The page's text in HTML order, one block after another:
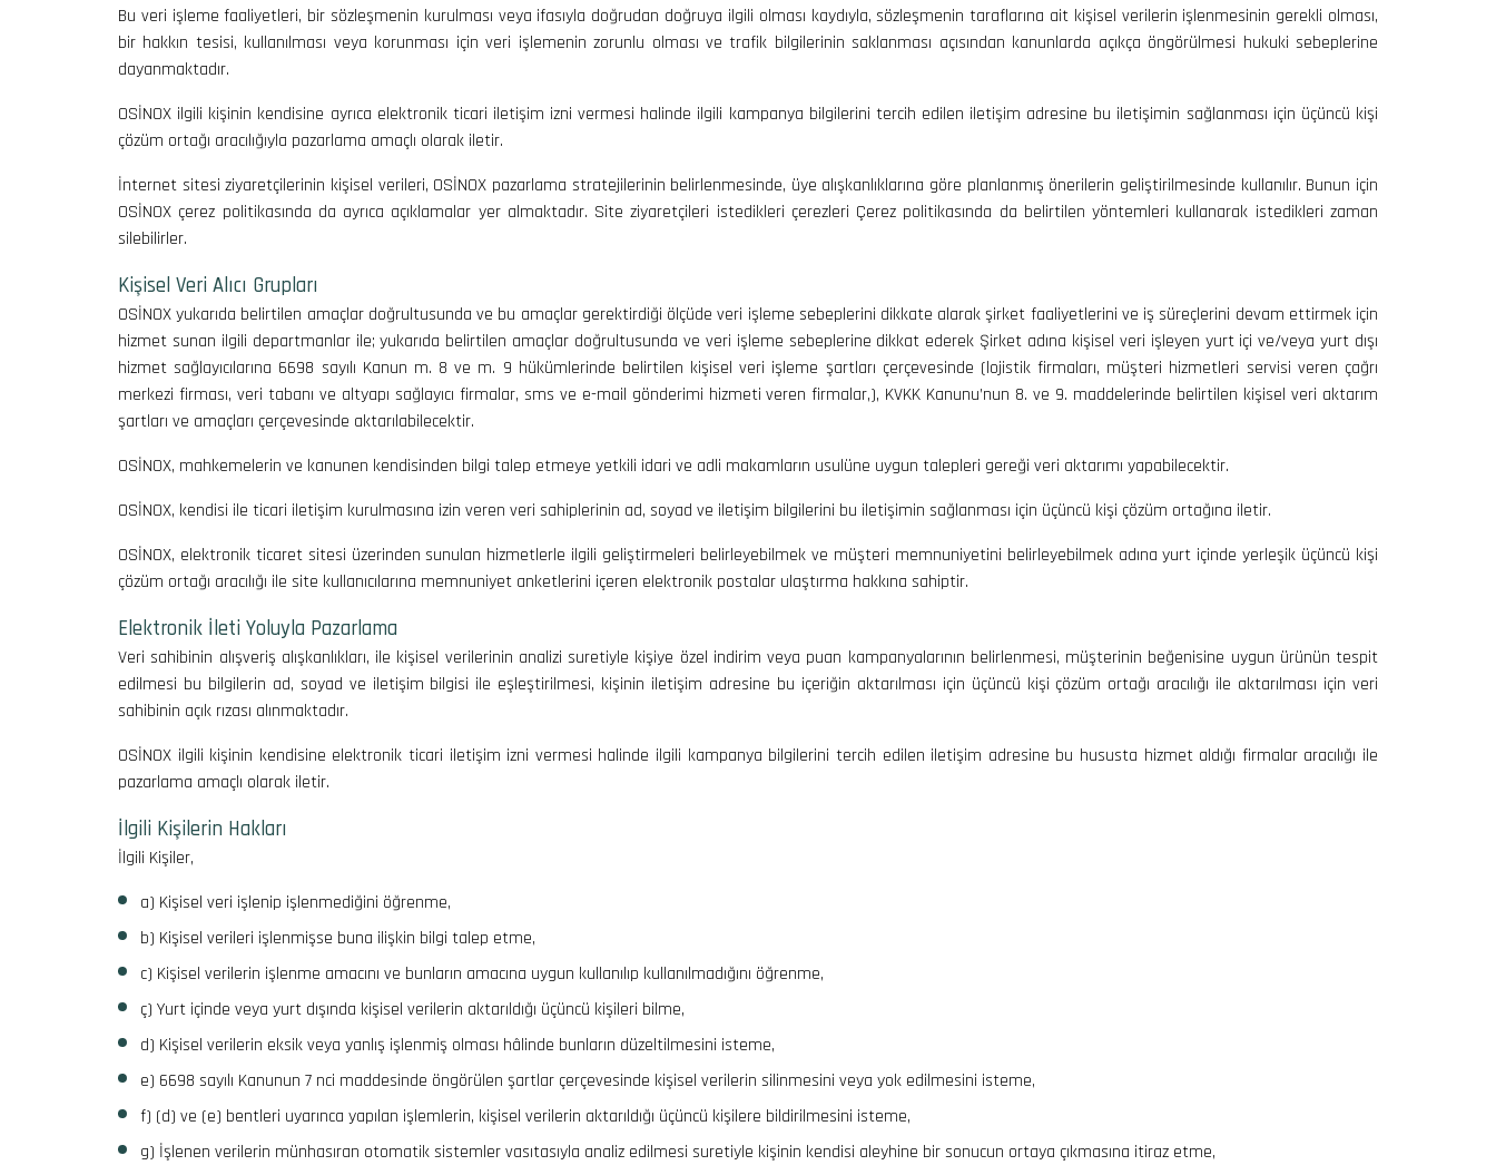
Bu veri işleme faaliyetleri, bir sözleşmenin kurulması veya ifasıyla doğrudan doğruya ilgili olması kaydıyla, sözleşmenin taraflarına ait kişisel verilerin işlenmesinin gerekli olması,
bir hakkın tesisi, kullanılması veya korunması için veri işlemenin zorunlu olması ve trafik bilgilerinin saklanması açısından kanunlarda açıkça öngörülmesi hukuki sebeplerine
dayanmaktadır.
OSİNOX ilgili kişinin kendisine ayrıca elektronik ticari iletişim izni vermesi halinde ilgili kampanya bilgilerini tercih edilen iletişim adresine bu iletişimin sağlanması için üçüncü kişi
çözüm ortağı aracılığıyla pazarlama amaçlı olarak iletir.
İnternet sitesi ziyaretçilerinin kişisel verileri, OSİNOX pazarlama stratejilerinin belirlenmesinde, üye alışkanlıklarına göre planlanmış önerilerin geliştirilmesinde kullanılır. Bunun için
OSİNOX çerez politikasında da ayrıca açıklamalar yer almaktadır. Site ziyaretçileri istedikleri çerezleri Çerez politikasında da belirtilen yöntemleri kullanarak istedikleri zaman
silebilirler.
Kişisel Veri Alıcı Grupları
OSİNOX yukarıda belirtilen amaçlar doğrultusunda ve bu amaçlar gerektirdiği ölçüde veri işleme sebeplerini dikkate alarak şirket faaliyetlerini ve iş süreçlerini devam ettirmek için
hizmet sunan ilgili departmanlar ile; yukarıda belirtilen amaçlar doğrultusunda ve veri işleme sebeplerine dikkat ederek Şirket adına kişisel veri işleyen yurt içi ve/veya yurt dışı
hizmet sağlayıcılarına 6698 sayılı Kanun m. 8 ve m. 9 hükümlerinde belirtilen kişisel veri işleme şartları çerçevesinde (lojistik firmaları, müşteri hizmetleri servisi veren çağrı
merkezi firması, veri tabanı ve altyapı sağlayıcı firmalar, sms ve e-mail gönderimi hizmeti veren firmalar,), KVKK Kanunu’nun 8. ve 9. maddelerinde belirtilen kişisel veri aktarım
şartları ve amaçları çerçevesinde aktarılabilecektir.
OSİNOX, mahkemelerin ve kanunen kendisinden bilgi talep etmeye yetkili idari ve adli makamların usulüne uygun talepleri gereği veri aktarımı yapabilecektir.
OSİNOX, kendisi ile ticari iletişim kurulmasına izin veren veri sahiplerinin ad, soyad ve iletişim bilgilerini bu iletişimin sağlanması için üçüncü kişi çözüm ortağına iletir.
OSİNOX, elektronik ticaret sitesi üzerinden sunulan hizmetlerle ilgili geliştirmeleri belirleyebilmek ve müşteri memnuniyetini belirleyebilmek adına yurt içinde yerleşik üçüncü kişi
çözüm ortağı aracılığı ile site kullanıcılarına memnuniyet anketlerini içeren elektronik postalar ulaştırma hakkına sahiptir.
Elektronik İleti Yoluyla Pazarlama
Veri sahibinin alışveriş alışkanlıkları, ile kişisel verilerinin analizi suretiyle kişiye özel indirim veya puan kampanyalarının belirlenmesi, müşterinin beğenisine uygun ürünün tespit
edilmesi bu bilgilerin ad, soyad ve iletişim bilgisi ile eşleştirilmesi, kişinin iletişim adresine bu içeriğin aktarılması için üçüncü kişi çözüm ortağı aracılığı ile aktarılması için veri
sahibinin açık rızası alınmaktadır.
OSİNOX ilgili kişinin kendisine elektronik ticari iletişim izni vermesi halinde ilgili kampanya bilgilerini tercih edilen iletişim adresine bu hususta hizmet aldığı firmalar aracılığı ile
pazarlama amaçlı olarak iletir.
İlgili Kişilerin Hakları
İlgili Kişiler,
a) Kişisel veri işlenip işlenmediğini öğrenme,
b) Kişisel verileri işlenmişse buna ilişkin bilgi talep etme,
c) Kişisel verilerin işlenme amacını ve bunların amacına uygun kullanılıp kullanılmadığını öğrenme,
ç) Yurt içinde veya yurt dışında kişisel verilerin aktarıldığı üçüncü kişileri bilme,
d) Kişisel verilerin eksik veya yanlış işlenmiş olması hâlinde bunların düzeltilmesini isteme,
e) 6698 sayılı Kanunun 7 nci maddesinde öngörülen şartlar çerçevesinde kişisel verilerin silinmesini veya yok edilmesini isteme,
f) (d) ve (e) bentleri uyarınca yapılan işlemlerin, kişisel verilerin aktarıldığı üçüncü kişilere bildirilmesini isteme,
g) İşlenen verilerin münhasıran otomatik sistemler vasıtasıyla analiz edilmesi suretiyle kişinin kendisi aleyhine bir sonucun ortaya çıkmasına itiraz etme,